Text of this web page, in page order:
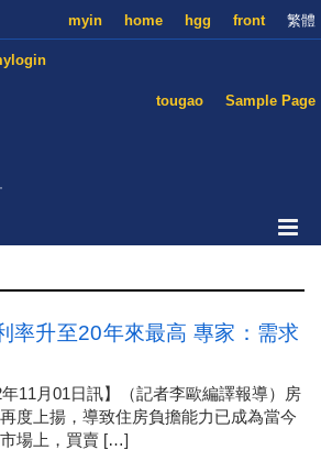
繁體
front
hgg
home
myin
Sample Page
tougao
率升至20年來最高 專家：需求
年11月01日訊】（記者李歐編譯報導）房
度上揚，導致住房負擔能力已成為當今
場上，買賣 […]